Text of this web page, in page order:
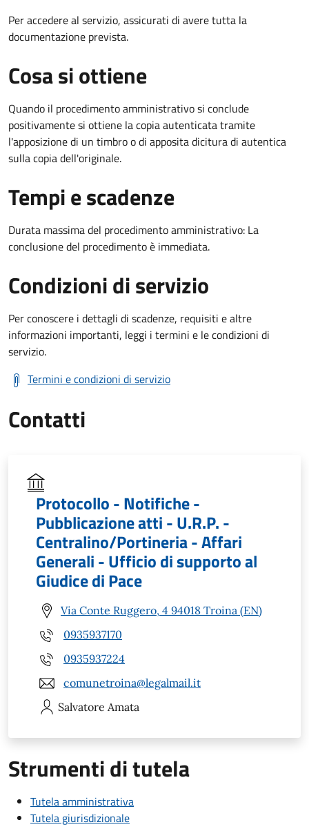
Per accedere al servizio, assicurati di avere tutta la
documentazione prevista.
Cosa si ottiene
Quando il procedimento amministrativo si conclude
positivamente si ottiene la copia autenticata tramite
l'apposizione di un timbro o di apposita dicitura di autentica
sulla copia dell'originale.
Tempi e scadenze
Durata massima del procedimento amministrativo: La
conclusione del procedimento è immediata.
Condizioni di servizio
Per conoscere i dettagli di scadenze, requisiti e altre
informazioni importanti, leggi i termini e le condizioni di
servizio.
Termini e condizioni di servizio
Contatti
Protocollo - Notifiche -
Pubblicazione atti - U.R.P. -
Centralino/Portineria - Affari
Generali - Ufficio di supporto al
Giudice di Pace
Via Conte Ruggero, 4 94018 Troina (EN)
0935937170
0935937224
comunetroina@legalmail.it
Salvatore Amata
Strumenti di tutela
Tutela amministrativa
Tutela giurisdizionale